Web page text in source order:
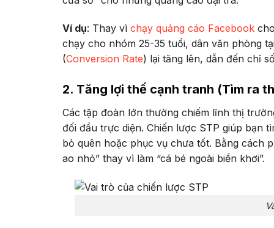
Ví dụ: Thay vì chạy quảng cáo Facebook
chạy cho nhóm 25-35 tuổi, dân văn phòng
(Conversion Rate) lại tăng lên, dẫn đến chỉ
2. Tăng lợi thế cạnh tranh (Tìm ra
Các tập đoàn lớn thường chiếm lĩnh thị
đối đầu trực diện. Chiến lược STP giúp bạn
bỏ quên hoặc phục vụ chưa tốt. Bằng cách
ao nhỏ” thay vì làm “cá bé ngoài biển khơi”.